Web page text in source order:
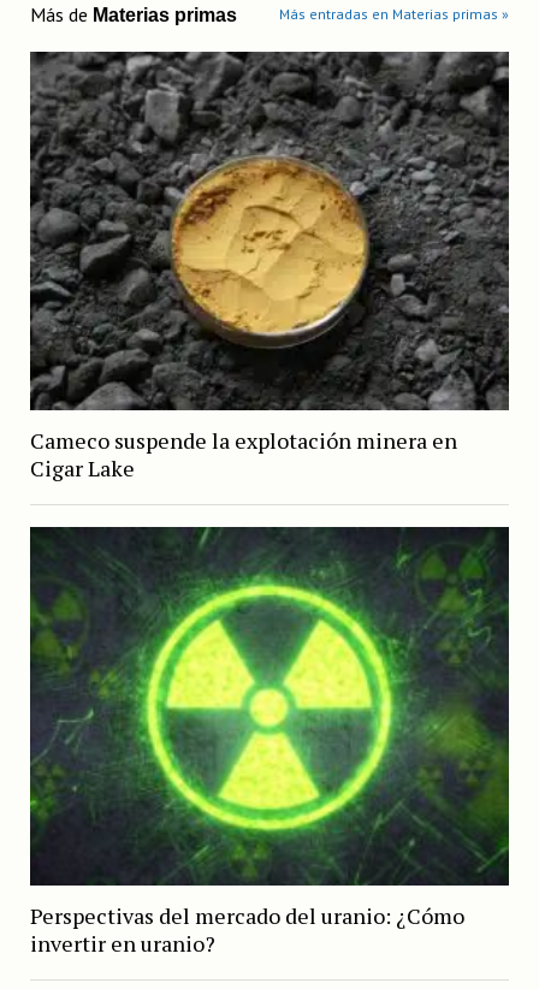
Más de Materias primas Más entradas en Materias primas »
Cameco suspende la explotación minera en
Cigar Lake
Perspectivas del mercado del uranio: ¿Cómo
invertir en uranio?